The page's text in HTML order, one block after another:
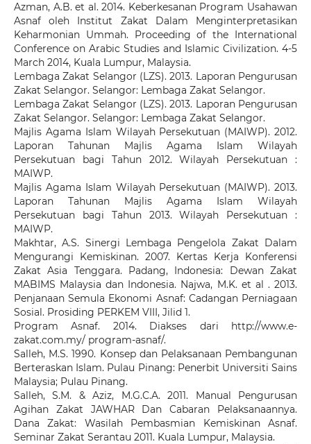
Azman, A.B. et al. 2014. Keberkesanan Program Usahawan
Asnaf oleh Institut Zakat Dalam Menginterpretasikan
Keharmonian Ummah. Proceeding of the International
Conference on Arabic Studies and Islamic Civilization. 4-5
March 2014, Kuala Lumpur, Malaysia.
Lembaga Zakat Selangor (LZS). 2013. Laporan Pengurusan
Zakat Selangor. Selangor: Lembaga Zakat Selangor.
Lembaga Zakat Selangor (LZS). 2013. Laporan Pengurusan
Zakat Selangor. Selangor: Lembaga Zakat Selangor.
Majlis Agama Islam Wilayah Persekutuan (MAIWP). 2012.
Laporan Tahunan Majlis Agama Islam Wilayah
Persekutuan bagi Tahun 2012. Wilayah Persekutuan :
MAIWP.
Majlis Agama Islam Wilayah Persekutuan (MAIWP). 2013.
Laporan Tahunan Majlis Agama Islam Wilayah
Persekutuan bagi Tahun 2013. Wilayah Persekutuan :
MAIWP.
Makhtar, A.S. Sinergi Lembaga Pengelola Zakat Dalam
Mengurangi Kemiskinan. 2007. Kertas Kerja Konferensi
Zakat Asia Tenggara. Padang, Indonesia: Dewan Zakat
MABIMS Malaysia dan Indonesia. Najwa, M.K. et al . 2013.
Penjanaan Semula Ekonomi Asnaf: Cadangan Perniagaan
Sosial. Prosiding PERKEM VIII, Jilid 1.
Program Asnaf. 2014. Diakses dari http://www.e-
zakat.com.my/ program-asnaf/.
Salleh, M.S. 1990. Konsep dan Pelaksanaan Pembangunan
Berteraskan Islam. Pulau Pinang: Penerbit Universiti Sains
Malaysia; Pulau Pinang.
Salleh, S.M. & Aziz, M.G.C.A. 2011. Manual Pengurusan
Agihan Zakat JAWHAR Dan Cabaran Pelaksanaannya.
Dana Zakat: Wasilah Pembasmian Kemiskinan Asnaf.
Seminar Zakat Serantau 2011. Kuala Lumpur, Malaysia.